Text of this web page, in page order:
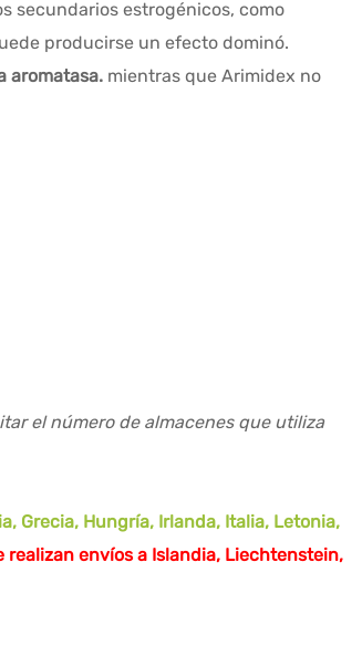
secundarios estrogénicos, como
producirse un efecto dominó.
aromatasa. mientras que Arimidex no
el número de almacenes que utiliza
Grecia, Hungría, Irlanda, Italia, Letonia,
realizan envíos a Islandia, Liechtenstein,